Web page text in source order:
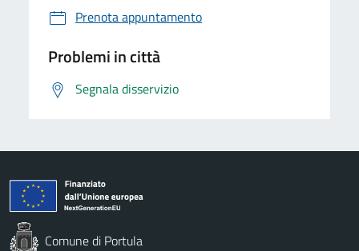
Prenota appuntamento
Problemi in città
Segnala disservizio
Comune di Portula